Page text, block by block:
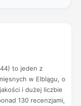
to jeden z
w Elblągu, o
i dużej liczbie
130 recenzjami,